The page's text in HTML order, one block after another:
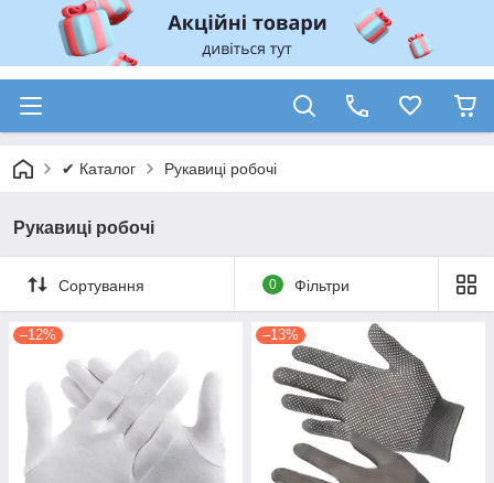
✔ Каталог Рукавиці робочі
Рукавиці робочі
Сортування 0 Фільтри
–12% –13%